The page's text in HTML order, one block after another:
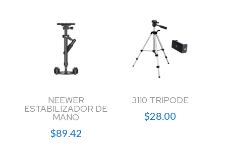
NEEWER
ESTABILIZADOR DE
MANO
$89.42
3110 TRIPODE
$28.00